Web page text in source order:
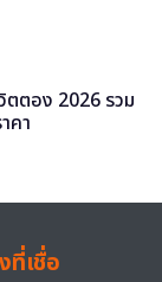
ตตอง 2026 รวม
คา
ที่เชื่อ